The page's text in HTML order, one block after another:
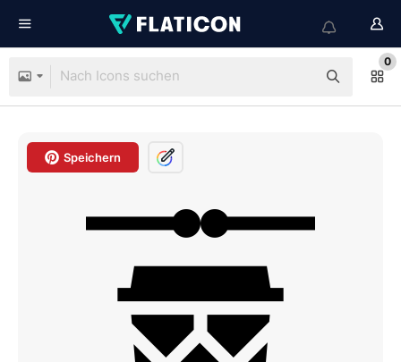
0
Speichern